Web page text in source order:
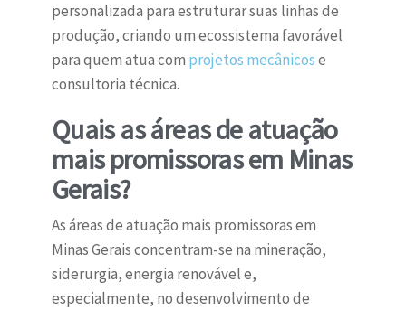
personalizada para estruturar suas linhas de
produção, criando um ecossistema favorável
para quem atua com projetos mecânicose
consultoria técnica.
Quais as áreas de atuação
mais promissoras em Minas
Gerais?
As áreas de atuação mais promissoras em
Minas Gerais concentram-se na mineração,
siderurgia, energia renovável e,
especialmente, no desenvolvimento de